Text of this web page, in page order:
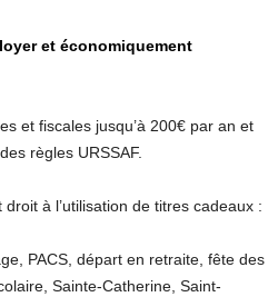
et économiquement
et fiscales jusqu’à 200€ par an et
règles URSSAF.
à l’utilisation de titres cadeaux :
PACS, départ en retraite, fête des
Sainte-Catherine, Saint-